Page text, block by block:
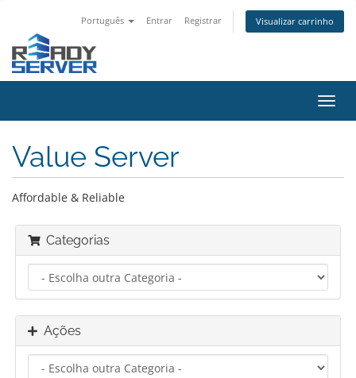
Português Entrar Registrar Visualizar carrinho
Value Server
Affordable & Reliable
Categorias
Ações